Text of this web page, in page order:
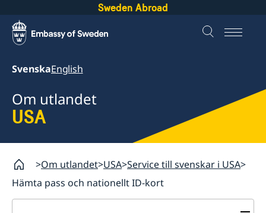
Sweden Abroad
SvenskaEnglish
Om utlandet
USA
Om utlandet USA Service till svenskar i USA
Hämta pass och nationellt ID-kort